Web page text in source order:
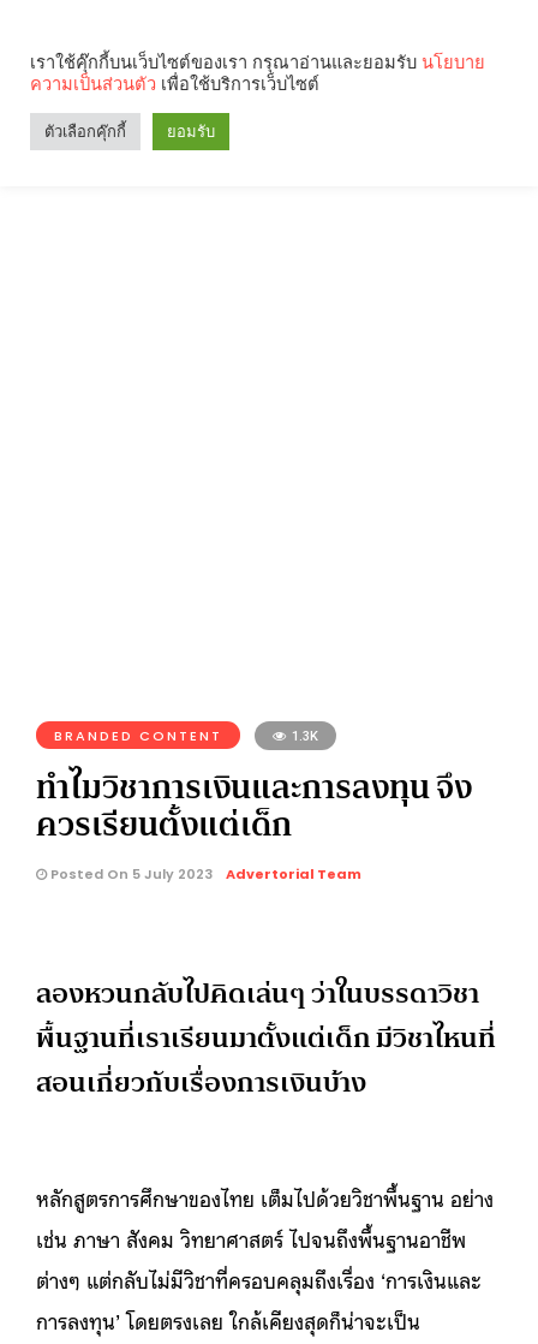
BRANDED CONTENT 1.3K
ทำไมวิชาการเงินและการลงทุน จึง
ควรเรียนตั้งแต่เด็ก
Posted On 5 July 2023 Advertorial Team
ลองหวนกลับไปคิดเล่นๆ ว่าในบรรดาวิชา
พื้นฐานที่เราเรียนมาตั้งแต่เด็ก มีวิชาไหนที่
สอนเกี่ยวกับเรื่องการเงินบ้าง
หลักสูตรการศึกษาของไทย เต็มไปด้วยวิชาพื้นฐาน อย่าง
เช่น ภาษา สังคม วิทยาศาสตร์ ไปจนถึงพื้นฐานอาชีพ
ต่างๆ แต่กลับไม่มีวิชาที่ครอบคลุมถึงเรื่อง ‘การเงินและ
การลงทุน’ โดยตรงเลย ใกล้เคียงสุดก็น่าจะเป็น
เราใช้คุ๊กกี้บนเว็บไซต์ของเรา กรุณาอ่านและยอมรับ นโยบาย
ความเป็นส่วนตัว เพื่อใช้บริการเว็บไซต์
ตัวเลือกคุ๊กกี้ ยอมรับ